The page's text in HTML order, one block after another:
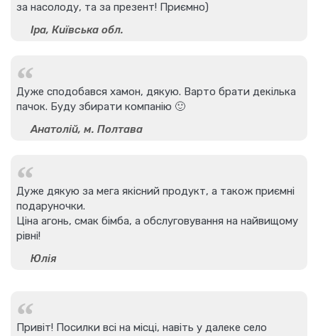
за насолоду, та за презент! Приємно)
Іра, Київська обл.
Дуже сподобався хамон, дякую. Варто брати декілька
пачок. Буду збирати компанію 🙂
Анатолій, м. Полтава
Дуже дякую за мега якісний продукт, а також приємні
подаруночки.
Ціна агонь, смак бімба, а обслуговування на найвищому
рівні!
Юлія
Привіт! Посилки всі на місці, навіть у далеке село